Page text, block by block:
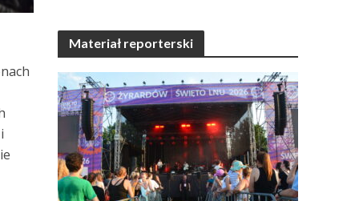
Materiał reporterski